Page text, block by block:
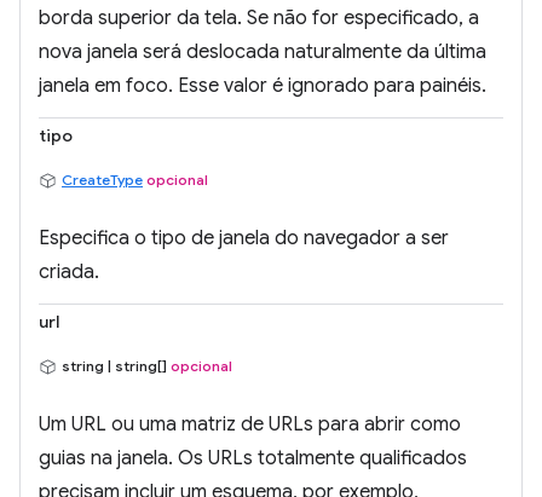
borda superior da tela. Se não for especificado, a
nova janela será deslocada naturalmente da última
janela em foco. Esse valor é ignorado para painéis.
tipo
CreateType opcional
Especifica o tipo de janela do navegador a ser
criada.
url
string | string[] opcional
Um URL ou uma matriz de URLs para abrir como
guias na janela. Os URLs totalmente qualificados
precisam incluir um esquema, por exemplo,